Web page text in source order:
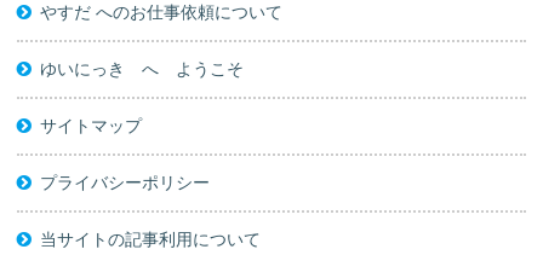
やすだ へのお仕事依頼について
ゆいにっき へ ようこそ
サイトマップ
プライバシーポリシー
当サイトの記事利用について